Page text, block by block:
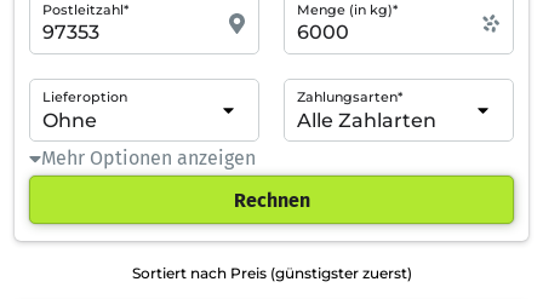
Postleitzahl* Menge (in kg)*
Lieferoption Zahlungsarten*
Mehr Optionen anzeigen
Rechnen
Sortiert nach Preis (günstigster zuerst)